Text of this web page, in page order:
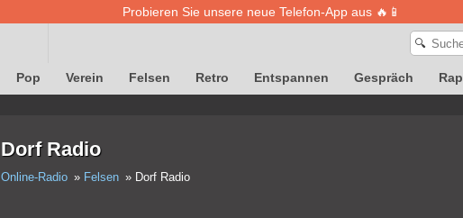
Probieren Sie unsere neue Telefon-App aus 🔥📱
🔍
Pop Verein Felsen Retro Entspannen Gespräch Rap
Dorf Radio
Online-Radio Felsen Dorf Radio